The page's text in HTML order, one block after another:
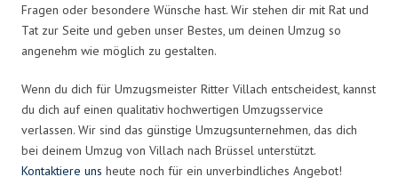
Fragen oder besondere Wünsche hast. Wir stehen dir mit Rat und
Tat zur Seite und geben unser Bestes, um deinen Umzug so
angenehm wie möglich zu gestalten.
Wenn du dich für Umzugsmeister Ritter Villach entscheidest, kannst
du dich auf einen qualitativ hochwertigen Umzugsservice
verlassen. Wir sind das günstige Umzugsunternehmen, das dich
bei deinem Umzug von Villach nach Brüssel unterstützt.
Kontaktiere uns heute noch für ein unverbindliches Angebot!